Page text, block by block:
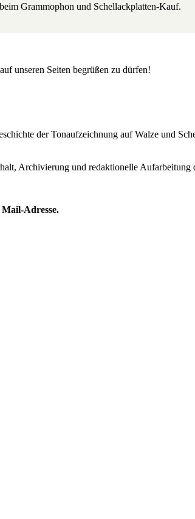
Grammophon und Schellackplatten-Kauf.
unseren Seiten begrüßen zu dürfen!
der Tonaufzeichnung auf Walze und
Archivierung und redaktionelle
Adresse.